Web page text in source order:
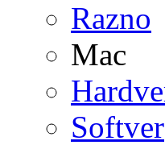
Razno
Mac
Softver